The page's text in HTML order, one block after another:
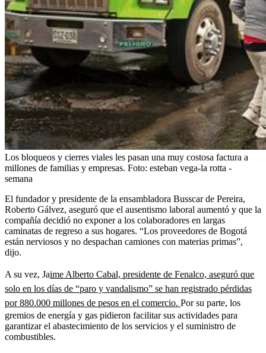
Los bloqueos y cierres viales les pasan una muy costosa factura a
millones de familias y empresas. Foto: esteban vega-la rotta -
semana
El fundador y presidente de la ensambladora Busscar de Pereira,
Roberto Gálvez, aseguró que el ausentismo laboral aumentó y que la
compañía decidió no exponer a los colaboradores en largas
caminatas de regreso a sus hogares. “Los proveedores de Bogotá
están nerviosos y no despachan camiones con materias primas”,
dijo.
A su vez, Jaime Alberto Cabal, presidente de Fenalco, aseguró que
solo en los días de “paro y vandalismo” se han registrado pérdidas
por 880.000 millones de pesos en el comercio. Por su parte, los
gremios de energía y gas pidieron facilitar sus actividades para
garantizar el abastecimiento de los servicios y el suministro de
combustibles.